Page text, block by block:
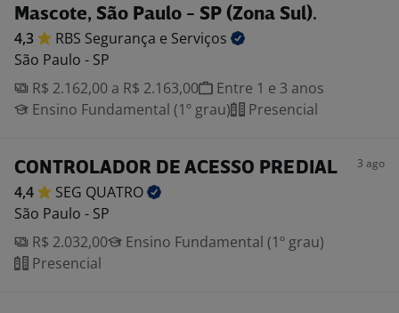
Mascote, São Paulo - SP (Zona Sul).
4,3 RBS Segurança e Serviços
São Paulo - SP
R$ 2.162,00 a R$ 2.163,00
Entre 1 e 3 anos
Ensino Fundamental (1º grau)
Presencial
CONTROLADOR DE ACESSO PREDIAL 3 ago
4,4 SEG QUATRO
São Paulo - SP
R$ 2.032,00
Ensino Fundamental (1º grau)
Presencial